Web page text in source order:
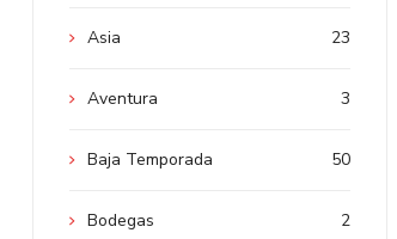
23
Asia
3
Aventura
50
Baja Temporada
2
Bodegas